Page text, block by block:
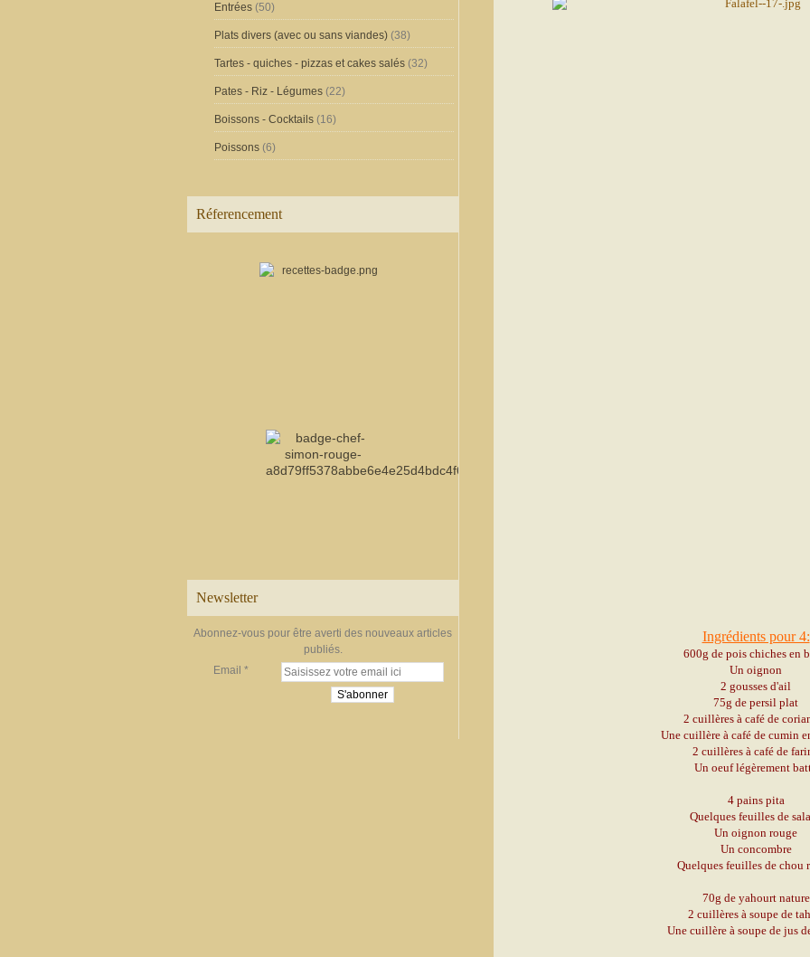
Entrées (50)
Plats divers (avec ou sans viandes) (38)
Tartes - quiches - pizzas et cakes salés (32)
Pates - Riz - Légumes (22)
Boissons - Cocktails (16)
Poissons (6)
Réferencement
Newsletter
Abonnez-vous pour être averti des nouveaux articles
publiés.
Email
Ingrédients pour 4:
600g de pois chiches en
Un oignon
2 gousses d'ail
75g de persil plat
2 cuillères à café de
Une cuillère à café de cumin
2 cuillères à café de
Un oeuf légèrement
4 pains pita
Quelques feuilles de
Un oignon rouge
Un concombre
Quelques feuilles de chou
70g de yahourt nature
2 cuillères à soupe de
Une cuillère à soupe de jus